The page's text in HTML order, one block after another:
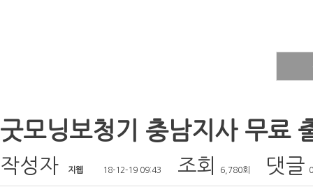
굿모닝보청기 충남지사 무료
작성자 지웹 18-12-19 09:43 조회 6,780회 댓글